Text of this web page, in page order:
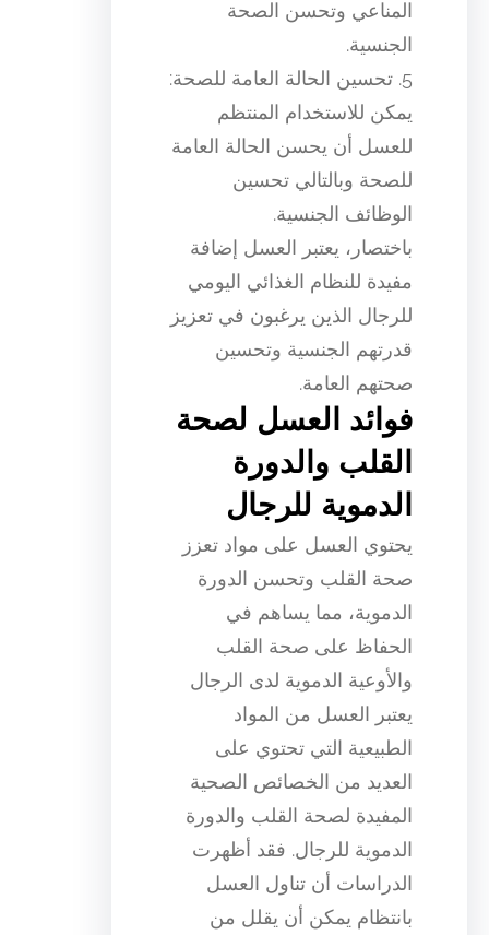
المناعي وتحسن الصحة
الجنسية.
5. تحسين الحالة العامة للصحة:
يمكن للاستخدام المنتظم
للعسل أن يحسن الحالة العامة
للصحة وبالتالي تحسين
الوظائف الجنسية.
باختصار، يعتبر العسل إضافة
مفيدة للنظام الغذائي اليومي
للرجال الذين يرغبون في تعزيز
قدرتهم الجنسية وتحسين
صحتهم العامة.
فوائد العسل لصحة
القلب والدورة
الدموية للرجال
يحتوي العسل على مواد تعزز
صحة القلب وتحسن الدورة
الدموية، مما يساهم في
الحفاظ على صحة القلب
والأوعية الدموية لدى الرجال
يعتبر العسل من المواد
الطبيعية التي تحتوي على
العديد من الخصائص الصحية
المفيدة لصحة القلب والدورة
الدموية للرجال. فقد أظهرت
الدراسات أن تناول العسل
بانتظام يمكن أن يقلل من